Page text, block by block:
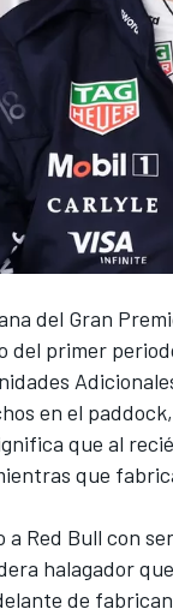
del Gran
primer
en el
que al
que
a Red Bull con
halagador
de